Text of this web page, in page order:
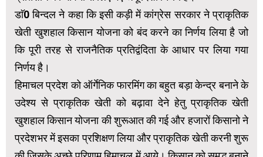
डाॅ0 बिन्दल ने कहा कि इसी कड़ी में कांग्रेस सरकार ने प्राकृतिक
खेती खुशहाल किसान योजना को बंद करने का निर्णय लिया है जो
कि पूरी तरह से राजनैतिक प्रतिद्वंदिता के आधार पर लिया गया
निर्णय है।
हिमाचल प्रदेश को ऑर्गेनिक फारमिंग का बहुत बड़ा केन्द्र बनाने के
उदेश्य से प्राकृतिक खेती को बढ़ावा देने हेतु प्राकृतिक खेती
खुशहाल किसान योजना की शुरूआत की गई और हजारों किसानो ने
प्रदेशभर में इसका प्रशिक्षण लिया और प्राकृतिक खेती करनी शुरू